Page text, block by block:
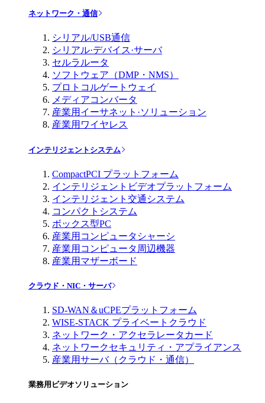
ネットワーク・通信
シリアル/USB通信
シリアル·デバイス·サーバ
セルラルータ
ソフトウェア（DMP・NMS）
プロトコルゲートウェイ
メディアコンバータ
産業用イーサネット·ソリューション
産業用ワイヤレス
インテリジェントシステム
CompactPCI プラットフォーム
インテリジェントビデオプラットフォーム
インテリジェント交通システム
コンパクトシステム
ボックス型PC
産業用コンピュータシャーシ
産業用コンピュータ周辺機器
産業用マザーボード
クラウド・NIC・サーバ
SD-WAN＆uCPEプラットフォーム
WISE-STACK プライベートクラウド
ネットワーク・アクセラレータカード
ネットワークセキュリティ・アプライアンス
産業用サーバ（クラウド・通信）
業務用ビデオソリューション